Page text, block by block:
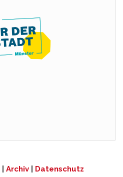
Archiv Datenschutz